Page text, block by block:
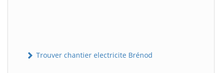
Trouver chantier electricite Brénod